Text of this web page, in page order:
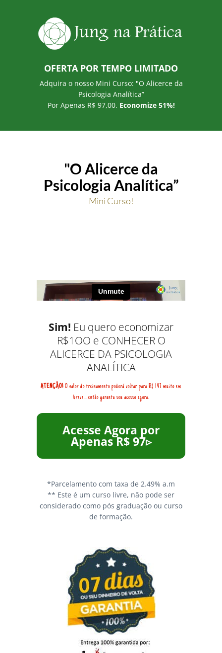
OFERTA POR TEMPO LIMITADO
Adquira o nosso Mini Curso: "O Alicerce da
Psicologia Analítica”
Por Apenas R$ 97,00. Economize 51%!
"O Alicerce da
Psicologia Analítica”
Mini Curso!
Sim! Eu quero economizar
R$1OO e CONHECER O
ALICERCE DA PSICOLOGIA
ANALÍTICA
ATENÇÃO! O valor do treinamento poderá voltar para R$ 197 muito em
breve... então garanta seu acesso agora.
Acesse Agora por
Apenas R$ 97▹
*Parcelamento com taxa de 2.49% a.m
** Este é um curso livre, não pode ser
considerado como pós graduação ou curso
de formação.